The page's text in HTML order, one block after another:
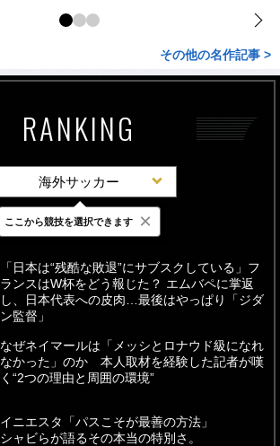
その他の名作記事 >
RANKING
海外サッカー
最新 24時間 週間
「日本は“残酷な敗退”にサブスクしている」フ
ランスはW杯をどう報じた？ エムバペに掌返
し、日本代表への皮肉…最後はやっぱり「ジダ
ン監督」
なぜネイマールは「メッシとロナウド級になれ
なかった」のか 本人取材を経験した記者が嘆
く“2つの理由と周囲の環境”
イニエスタ「パスこそが最善の方法」
シャビらが語るその本当の特別さ。
ここから競技を選択できます ×